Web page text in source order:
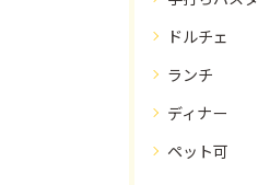
ドルチェ
ランチ
ディナー
ペット可